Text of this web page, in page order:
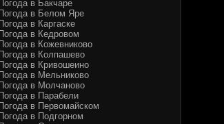
Погода в Бакчаре
Погода в Белом Яре
Погода в Каргаске
Погода в Кедровом
Погода в Кожевниково
Погода в Колпашево
Погода в Кривошеино
Погода в Мельниково
Погода в Молчаново
Погода в Парабели
Погода в Первомайском
Погода в Подгорном